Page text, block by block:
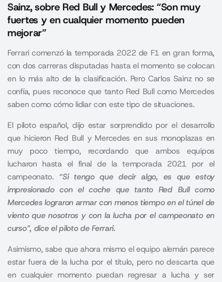
Sainz, sobre Red Bull y Mercedes: “Son muy
fuertes y en cualquier momento pueden
mejorar”
Ferrari comenzó la temporada 2022 de F1 en gran forma,
con dos carreras disputadas hasta el momento se colocan
en lo más alto de la clasificación. Pero Carlos Sainz no se
confía, pues reconoce que tanto Red Bull como Mercedes
saben como cómo lidiar con este tipo de situaciones.
El piloto español, dijo estar sorprendido por el desarrollo
que hicieron Red Bully Mercedes en sus monoplazas en
muy poco tiempo, recordando que ambos equipos
lucharon hasta el final de la temporada 2021 por el
campeonato. “Si tengo que decir algo, es que estoy
impresionado con el coche que tanto Red Bull como
Mercedes lograron armar con menos tiempo en el túnel de
viento que nosotros y con la lucha por el campeonato en
curso”, dice el piloto de Ferrari.
Asimismo, sabe que ahora mismo el equipo alemán parece
estar fuera de la lucha por el título, pero no descarta que
en cualquier momento puedan regresar a lucha y ser